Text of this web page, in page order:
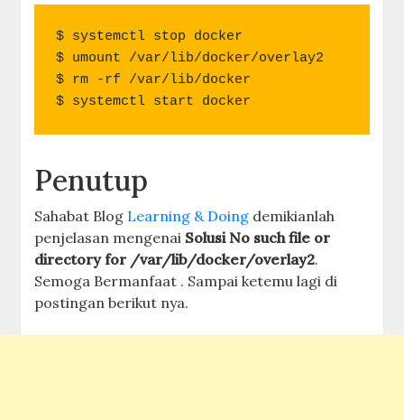
$ systemctl stop docker
$ umount /var/lib/docker/overlay2
$ rm -rf /var/lib/docker
$ systemctl start docker
Penutup
Sahabat Blog Learning & Doing demikianlah
penjelasan mengenai Solusi No such file or
directory for /var/lib/docker/overlay2.
Semoga Bermanfaat . Sampai ketemu lagi di
postingan berikut nya.